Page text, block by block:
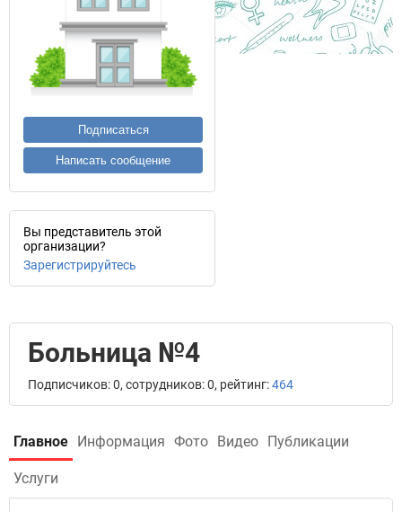
Подписаться
Написать сообщение
Вы представитель этой
организации?
Зарегистрируйтесь
Больница №4
Подписчиков: 0, сотрудников: 0, рейтинг:464
Главное Информация Фото Видео Публикации
Услуги